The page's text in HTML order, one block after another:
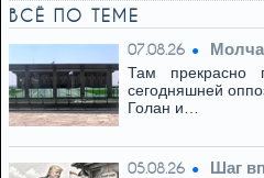
ВСЁ ПО ТЕМЕ
07.08.26
Там прекрасно
сегодняшней
Голан и…
05.08.26 Шаг